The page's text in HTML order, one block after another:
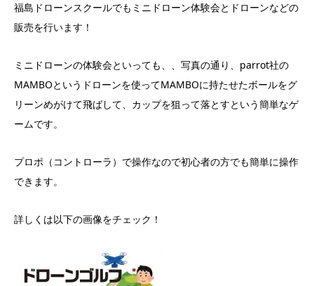
福島ドローンスクールでもミニドローン体験会とドローンなどの
販売を行います！
ミニドローンの体験会といっても、、写真の通り、parrot社の
MAMBOというドローンを使ってMAMBOに持たせたボールをグ
リーンめがけて飛ばして、カップを狙って落とすという簡単なゲ
ームです。
プロポ（コントローラ）で操作なので初心者の方でも簡単に操作
できます。
詳しくは以下の画像をチェック！